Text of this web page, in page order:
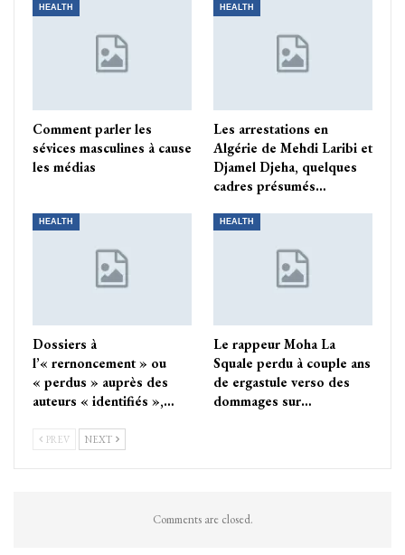
HEALTH
Comment parler les
sévices masculines à cause
les médias
HEALTH
Les arrestations en
Algérie de Mehdi Laribi et
Djamel Djeha, quelques
cadres présumés…
HEALTH
Dossiers à
l’« rernoncement » ou
« perdus » auprès des
auteurs « identifiés »,…
HEALTH
Le rappeur Moha La
Squale perdu à couple ans
de ergastule verso des
dommages sur…
PREV NEXT
Comments are closed.